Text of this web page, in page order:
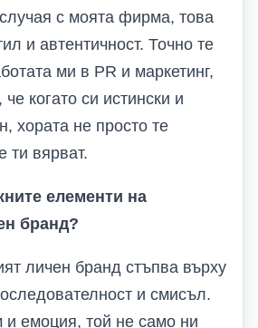
с моята фирма, това
и автентичност. Точно те
ми в PR и маркетинг,
когато си истински и
хората не просто те
ти вярват.
елементи на
бранд?
личен бранд стъпва върху
и смисъл.
и емоция, той не само ни